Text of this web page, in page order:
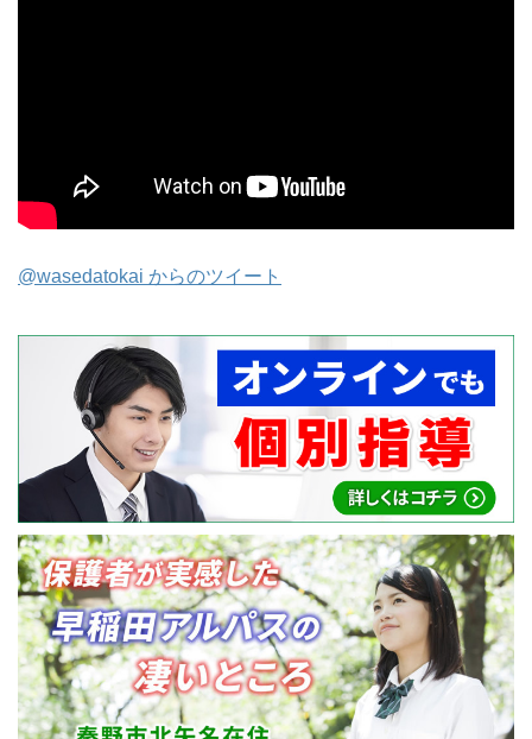
@wasedatokai からのツイート